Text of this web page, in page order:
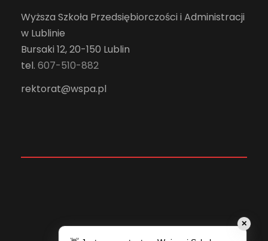
Wyższa Szkoła Przedsiębiorczości i Administracji
w Lublinie
Bursaki 12, 20-150 Lublin
tel. 607-510-882
rektorat@wspa.pl
✕